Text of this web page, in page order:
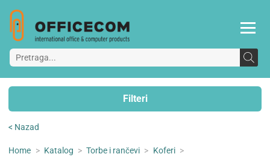
Filteri
< Nazad
Home > Katalog > Torbe i rančevi > Koferi >